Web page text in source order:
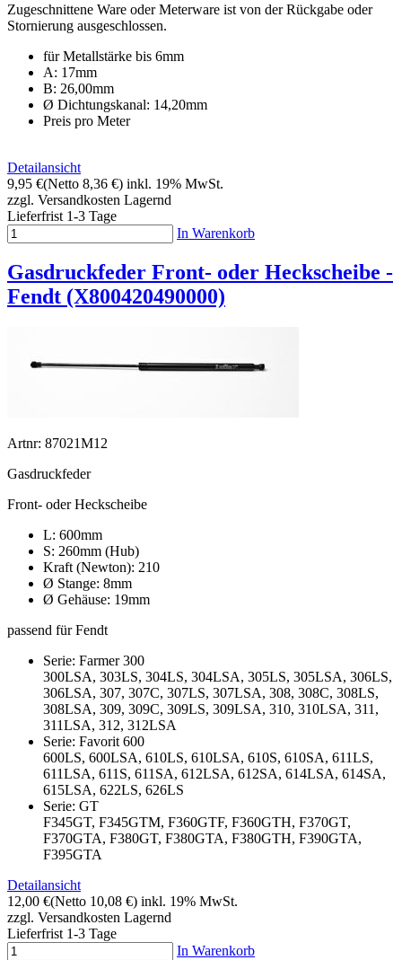
Zugeschnittene Ware oder Meterware ist von der Rückgabe oder
Stornierung ausgeschlossen.
für Metallstärke bis 6mm
A: 17mm
B: 26,00mm
Ø Dichtungskanal: 14,20mm
Preis pro Meter
Detailansicht
9,95 €(Netto 8,36 €) inkl. 19% MwSt.
zzgl. Versandkosten Lagernd
Lieferfrist 1-3 Tage
In Warenkorb
Gasdruckfeder Front- oder Heckscheibe -
Fendt (X800420490000)
Artnr: 87021M12
Gasdruckfeder
Front- oder Heckscheibe
L: 600mm
S: 260mm (Hub)
Kraft (Newton): 210
Ø Stange: 8mm
Ø Gehäuse: 19mm
passend für Fendt
Serie: Farmer 300
300LSA, 303LS, 304LS, 304LSA, 305LS, 305LSA, 306LS,
306LSA, 307, 307C, 307LS, 307LSA, 308, 308C, 308LS,
308LSA, 309, 309C, 309LS, 309LSA, 310, 310LSA, 311,
311LSA, 312, 312LSA
Serie: Favorit 600
600LS, 600LSA, 610LS, 610LSA, 610S, 610SA, 611LS,
611LSA, 611S, 611SA, 612LSA, 612SA, 614LSA, 614SA,
615LSA, 622LS, 626LS
Serie: GT
F345GT, F345GTM, F360GTF, F360GTH, F370GT,
F370GTA, F380GT, F380GTA, F380GTH, F390GTA,
F395GTA
Detailansicht
12,00 €(Netto 10,08 €) inkl. 19% MwSt.
zzgl. Versandkosten Lagernd
Lieferfrist 1-3 Tage
In Warenkorb